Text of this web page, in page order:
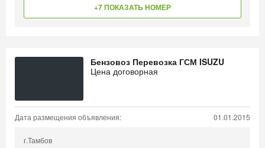
+7 ПОКАЗАТЬ НОМЕР
Бензовоз Перевозка ГСМ ISUZU
Цена договорная
Дата размещения объявления: 01.01.2015
г.Тамбов